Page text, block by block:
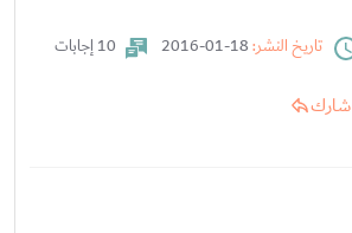
تاريخ النشر: 10 إجابات
شارك